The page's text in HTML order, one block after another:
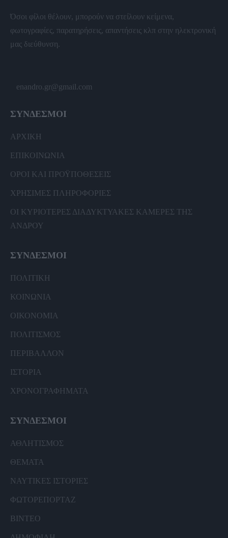
Όσοι φίλοι θέλουν, μπορούν να στείλουν κείμενα,
φωτογραφίες, παρατηρήσεις, απαντήσεις κλπ στην ηλεκτρονική
μας διεύθυνση.
enandro.gr@gmail.com
ΣΥΝΔΕΣΜΟΙ
ΑΡΧΙΚΗ
ΕΠΙΚΟΙΝΩΝΙΑ
ΟΡΟΙ ΚΑΙ ΠΡΟΫΠΟΘΕΣΕΙΣ
ΧΡΗΣΙΜΕΣ ΠΛΗΡΟΦΟΡΙΕΣ
ΟΙ ΚΥΡΙΟΤΕΡΕΣ ΔΙΑΔΥΚΤΥΑΚΕΣ ΚΑΜΕΡΕΣ ΤΗΣ
ΑΝΔΡΟΥ
ΣΥΝΔΕΣΜΟΙ
ΠΟΛΙΤΙΚΗ
ΚΟΙΝΩΝΙΑ
ΟΙΚΟΝΟΜΙΑ
ΠΟΛΙΤΙΣΜΟΣ
ΠΕΡΙΒΑΛΛΟΝ
ΙΣΤΟΡΙΑ
ΧΡΟΝΟΓΡΑΦΗΜΑΤΑ
ΣΥΝΔΕΣΜΟΙ
ΑΘΛΗΤΙΣΜΟΣ
ΘΕΜΑΤΑ
ΝΑΥΤΙΚΕΣ ΙΣΤΟΡΙΕΣ
ΦΩΤΟΡΕΠΟΡΤΑΖ
ΒΙΝΤΕΟ